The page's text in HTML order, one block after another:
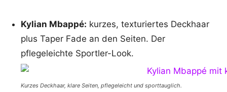
Kylian Mbappé: kurzes, texturiertes Deckhaar
plus Taper Fade an den Seiten. Der
pflegeleichte Sportler-Look.
Kurzes Deckhaar, klare Seiten, pflegeleicht und sporttauglich.